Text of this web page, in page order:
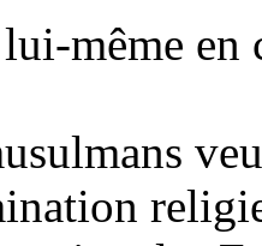
même en